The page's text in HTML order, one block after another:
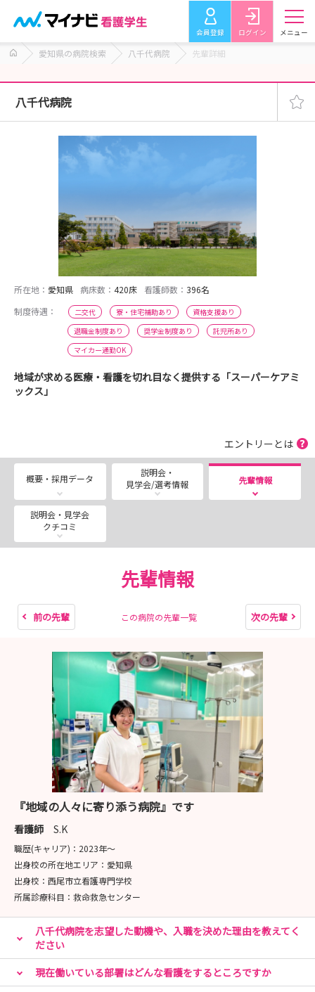
会員登録 ログイン メニュー
愛知県の病院検索 八千代病院 先輩詳細
八千代病院
所在地： 愛知県 病床数： 420床 看護師数： 396名
制度待遇：
二交代 寮・住宅補助あり
資格支援あり
退職金制度あり
奨学金制度あり
託児所あり
マイカー通勤OK
地域が求める医療・看護を切れ目なく提供する「スーパーケアミ
ックス」
エントリーとは
概要・採用データ
説明会・
見学会/選考情報
先輩情報
説明会・見学会
クチコミ
先輩情報
前の先輩 この病院の先輩一覧 次の先輩
『地域の人々に寄り添う病院』です
看護師 S.K
職歴(キャリア)： 2023年〜
出身校の所在地エリア： 愛知県
出身校： 西尾市立看護専門学校
所属診療科目： 救命救急センター
八千代病院を志望した動機や、入職を決めた理由を教えてく
ださい
現在働いている部署はどんな看護をするところですか